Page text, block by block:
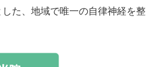
、しっかり回復することができま
た、地域で唯一の自律神経を整